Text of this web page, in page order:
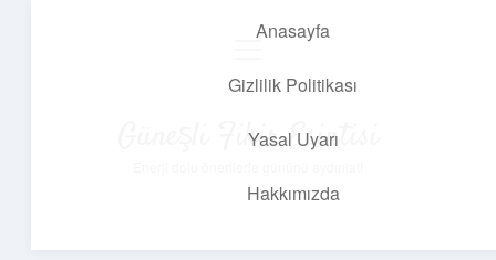
Anasayfa
Gizlilik Politikası
Yasal Uyarı
Hakkımızda
Güneşli Fikir Esintisi